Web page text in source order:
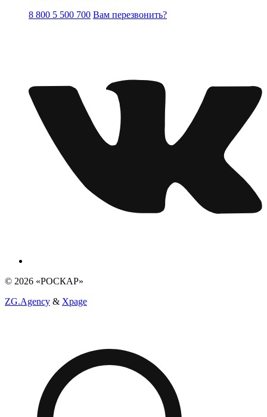
8 800 5 500 700 Вам перезвонить?
© 2026 «РОСКАР»
ZG.Agency & Xpage